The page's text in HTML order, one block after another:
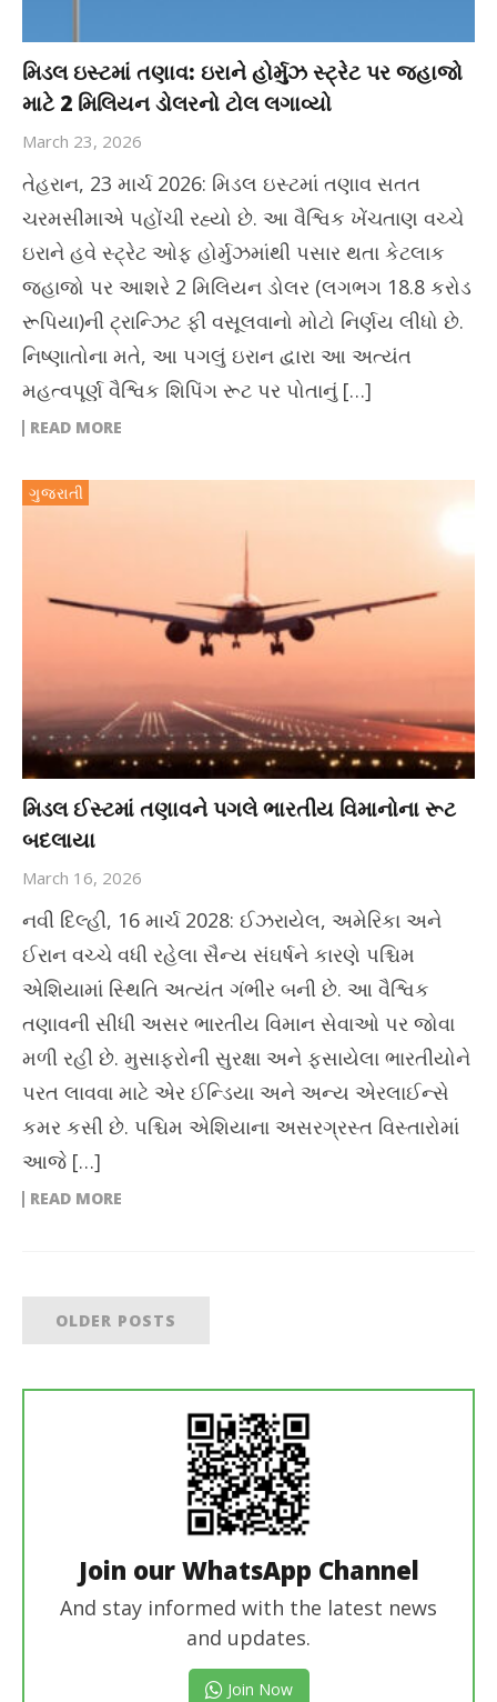
મિડલ ઇસ્ટમાં તણાવ: ઇરાને હોર્મુઝ સ્ટ્રેટ પર જહાજો
માટે 2 મિલિયન ડોલરનો ટોલ લગાવ્યો
March 23, 2026
તેહરાન, 23 માર્ચ 2026: મિડલ ઇસ્ટમાં તણાવ સતત
ચરમસીમાએ પહોંચી રહ્યો છે. આ વૈશ્વિક ખેંચતાણ વચ્ચે
ઇરાને હવે સ્ટ્રેટ ઓફ હોર્મુઝમાંથી પસાર થતા કેટલાક
જહાજો પર આશરે 2 મિલિયન ડોલર (લગભગ 18.8 કરોડ
રૂપિયા)ની ટ્રાન્ઝિટ ફી વસૂલવાનો મોટો નિર્ણય લીધો છે.
નિષ્ણાતોના મતે, આ પગલું ઇરાન દ્વારા આ અત્યંત
મહત્વપૂર્ણ વૈશ્વિક શિપિંગ રૂટ પર પોતાનું […]
READ MORE
ગુજરાતી
મિડલ ઈસ્ટમાં તણાવને પગલે ભારતીય વિમાનોના રૂટ
બદલાયા
March 16, 2026
નવી દિલ્હી, 16 માર્ચ 2028: ઈઝરાયેલ, અમેરિકા અને
ઈરાન વચ્ચે વધી રહેલા સૈન્ય સંઘર્ષને કારણે પશ્ચિમ
એશિયામાં સ્થિતિ અત્યંત ગંભીર બની છે. આ વૈશ્વિક
તણાવની સીધી અસર ભારતીય વિમાન સેવાઓ પર જોવા
મળી રહી છે. મુસાફરોની સુરક્ષા અને ફસાયેલા ભારતીયોને
પરત લાવવા માટે એર ઈન્ડિયા અને અન્ય એરલાઈન્સે
કમર કસી છે. પશ્ચિમ એશિયાના અસરગ્રસ્ત વિસ્તારોમાં
આજે […]
READ MORE
OLDER POSTS
Join our WhatsApp Channel
And stay informed with the latest news
and updates.
Join Now